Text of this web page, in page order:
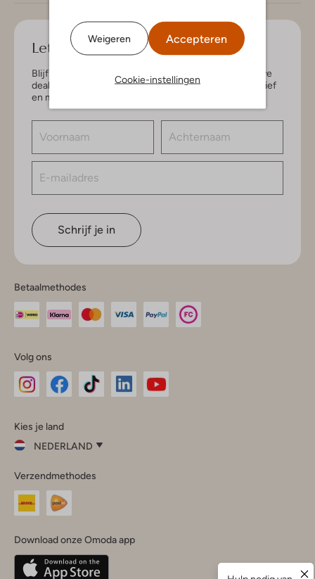
Weigeren Accepteren
Cookie-instellingen
Let's keep in touch!
Blijf op de hoogte van de nieuwste items en exclusieve
deals, speciaal voor jou. Schrijf je in voor de nieuwsbrief
en maak kans op € 150,- shoptegoed.
Schrijf je in
Betaalmethodes
Volg ons
InstagramFacebook
Kies je land
NEDERLAND
je
land
Nederland
Belgique(Français)
Deutschland
Verzendmethodes
Download onze Omoda app